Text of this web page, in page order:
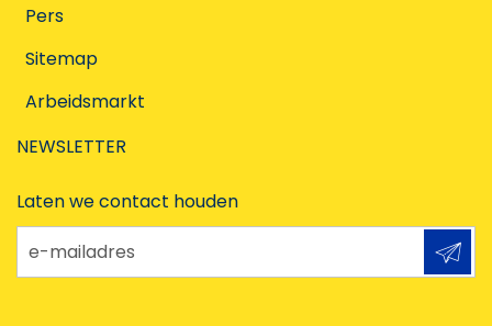
Pers
Sitemap
Arbeidsmarkt
NEWSLETTER
Laten we contact houden
e-mailadres